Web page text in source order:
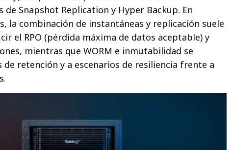
de Snapshot Replication y Hyper Backup. En
la combinación de instantáneas y replicación suele
el RPO (pérdida máxima de datos aceptable) y
mientras que WORM e inmutabilidad se
de retención y a escenarios de resiliencia frente a